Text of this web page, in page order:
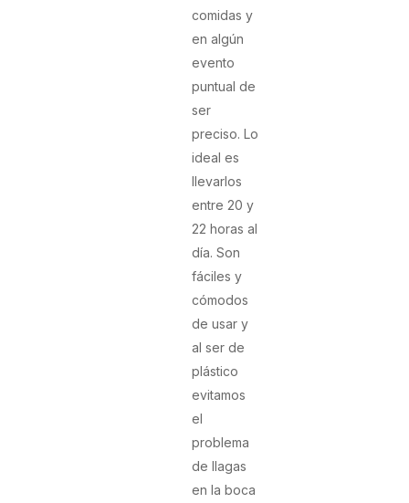
comidas y
en algún
evento
puntual de
ser
preciso. Lo
ideal es
llevarlos
entre 20 y
22 horas al
día. Son
fáciles y
cómodos
de usar y
al ser de
plástico
evitamos
el
problema
de llagas
en la boca